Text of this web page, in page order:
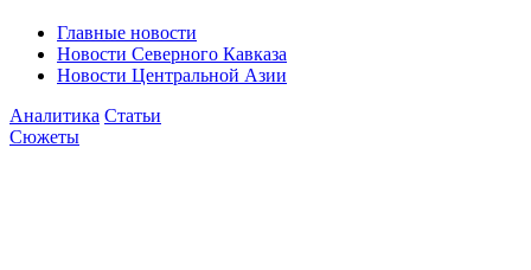
Главные новости
Новости Северного Кавказа
Новости Центральной Азии
Аналитика Статьи
Сюжеты